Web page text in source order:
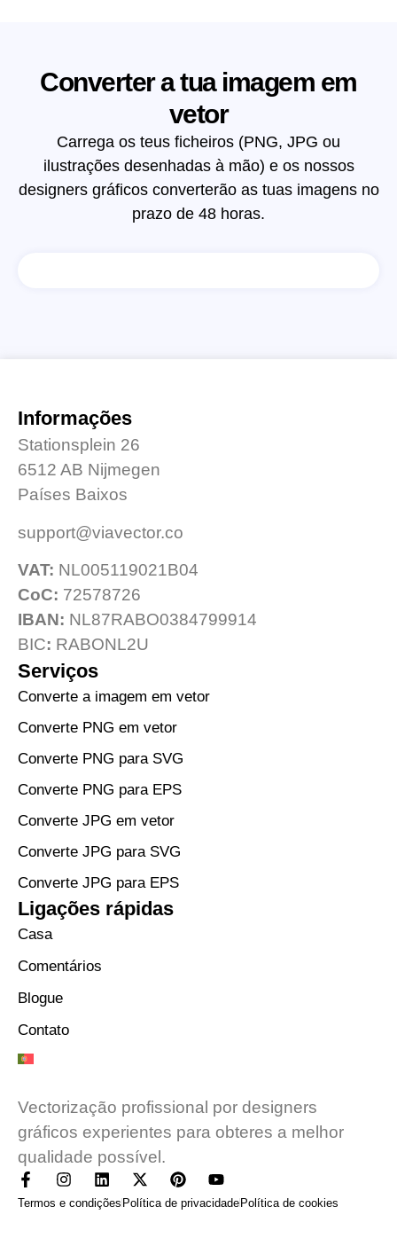
Converter a tua imagem em
vetor
Carrega os teus ficheiros (PNG, JPG ou
ilustrações desenhadas à mão) e os nossos
designers gráficos converterão as tuas imagens no
prazo de 48 horas.
Vectorização profissional por designers
gráficos experientes para obteres a melhor
qualidade possível.
Termos e condições Política de privacidadePolítica de cookies
Serviços
Converte a imagem em vetor
Converte PNG em vetor
Converte PNG para SVG
Converte PNG para EPS
Converte JPG em vetor
Converte JPG para SVG
Converte JPG para EPS
Ligações rápidas
Casa
Comentários
Blogue
Contato
Informações
Stationsplein 26
6512 AB Nijmegen
Países Baixos
support@viavector.co
VAT: NL005119021B04
CoC: 72578726
IBAN: NL87RABO0384799914
BIC: RABONL2U